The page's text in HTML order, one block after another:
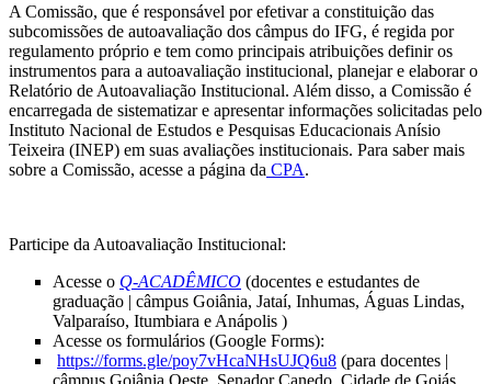
A Comissão, que é responsável por efetivar a constituição das
subcomissões de autoavaliação dos câmpus do IFG, é regida por
regulamento próprio e tem como principais atribuições definir os
instrumentos para a autoavaliação institucional, planejar e elaborar o
Relatório de Autoavaliação Institucional. Além disso, a Comissão é
encarregada de sistematizar e apresentar informações solicitadas pelo
Instituto Nacional de Estudos e Pesquisas Educacionais Anísio
Teixeira (INEP) em suas avaliações institucionais. Para saber mais
sobre a Comissão, acesse a página da CPA.
Participe da Autoavaliação Institucional:
Acesse o Q-ACADÊMICO (docentes e estudantes de
graduação | câmpus Goiânia, Jataí, Inhumas, Águas Lindas,
Valparaíso, Itumbiara e Anápolis )
Acesse os formulários (Google Forms):
https://forms.gle/poy7vHcaNHsUJQ6u8 (para docentes |
câmpus Goiânia Oeste, Senador Canedo, Cidade de Goiás,